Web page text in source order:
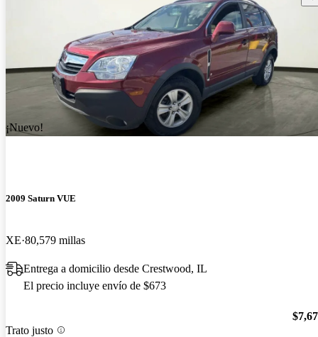
¡Nuevo!
2009 Saturn VUE
XE 80,579 millas
Entrega a domicilio desde Crestwood, IL
El precio incluye envío de $673
Trato justo